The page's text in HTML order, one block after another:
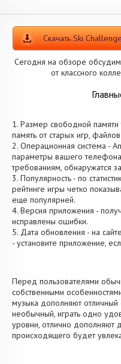
Скачать Ski
Сегодня на обзоре
от классного
1. Размер свободной
память от старых игр,
2. Операционная система -
параметры вашего телефона
требованиям, обнаружатся
3. Популярность - по
рейтинге игры четко
еще популярней.
4. Версия приложения -
исправлены ошибки.
5. Дата обновления - на
- установите приложение,
Перед пользователями
собственными
музыка дополняют отличный
необычный, играть одно
уровни, отлично дополняют
происходящего будет